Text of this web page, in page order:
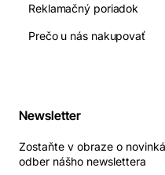
Reklamačný poriadok
Prečo u nás nakupovať
Newsletter
Zostaňte v obraze o
odber nášho newslettera